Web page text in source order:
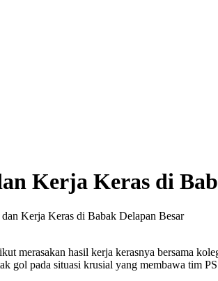
Kerja Keras di
Kerja Keras di Babak Delapan Besar
merasakan hasil kerja kerasnya bersama
gol pada situasi krusial yang membawa tim